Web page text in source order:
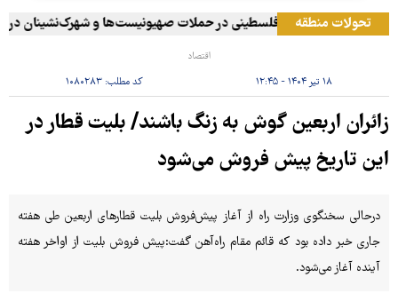
تحولات منطقه
آرامکو ۲۰ فلسطینی در حملات صهیونیست‌ها و شهرک‌نشینان در کرانه باختری زخمی شدند
اقتصاد
۱۸ تیر ۱۴۰۴ - ۱۲:۴۵ کد مطلب:۱۰۸۰۲۸۳
زائران اربعین گوش به زنگ باشند/ بلیت قطار در
این تاریخ پیش فروش می‌شود
درحالی سخنگوی وزارت راه از آغاز پیش‌فروش بلیت قطارهای اربعین طی هفته
جاری خبر داده بود که قائم مقام راه‌آهن گفت:‌پیش فروش بلیت از اواخر هفته
آینده آغاز می‌شود.